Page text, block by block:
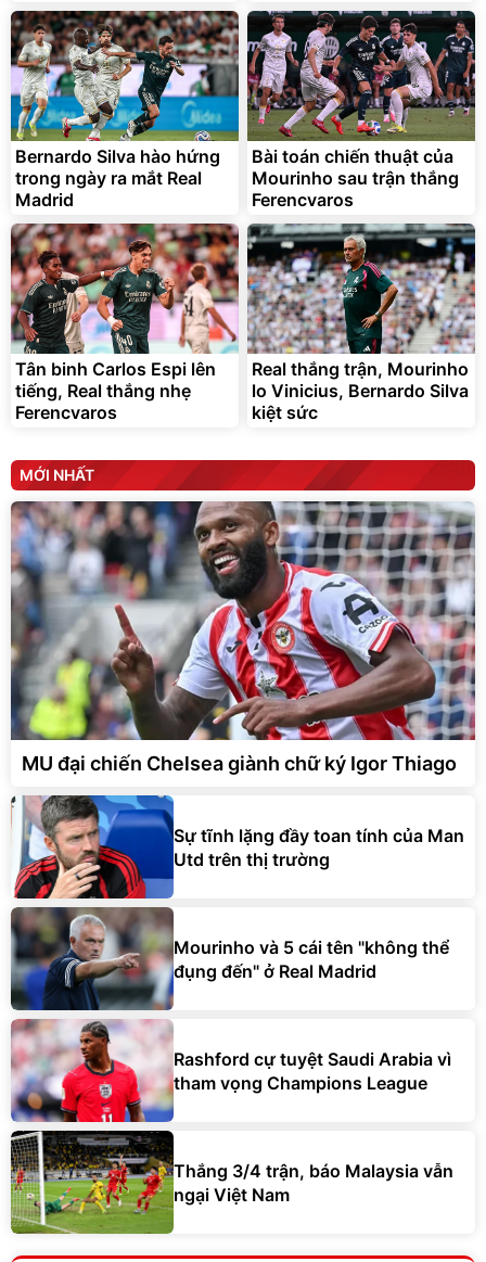
Lót ghế ôtô, nâng lưng
chống nóng giúp thoải mái
trong di chuyển
295.000đ
Đã bán nhiều
Bernardo Silva hào hứng
trong ngày ra mắt Real
Madrid
Bài toán chiến thuật của
Mourinho sau trận thắng
Ferencvaros
Tân binh Carlos Espi lên
tiếng, Real thắng nhẹ
Ferencvaros
Real thắng trận, Mourinho
lo Vinicius, Bernardo Silva
kiệt sức
MỚI NHẤT
MU đại chiến Chelsea giành chữ ký Igor Thiago
Sự tĩnh lặng đầy toan tính của Man
Utd trên thị trường
Mourinho và 5 cái tên "không thể
đụng đến" ở Real Madrid
Rashford cự tuyệt Saudi Arabia vì
tham vọng Champions League
Thắng 3/4 trận, báo Malaysia vẫn
ngại Việt Nam